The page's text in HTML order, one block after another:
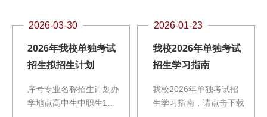
2026-03-30
2026年我校单独考试
招生拟招生计划
序号专业名称招生计划办
学地点高中生中职生1电
2026-01-23
我校2026年单独考试
招生学习指南
我校2026年单独考试招
生学习指南，请点击下载